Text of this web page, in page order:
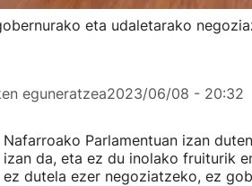
eta udaletarako
eguneratzea2023/06/08 - 20:32
Nafarroako Parlamentuan izan
izan da, eta ez du inolako fruiturik
ez dutela ezer negoziatzeko, ez